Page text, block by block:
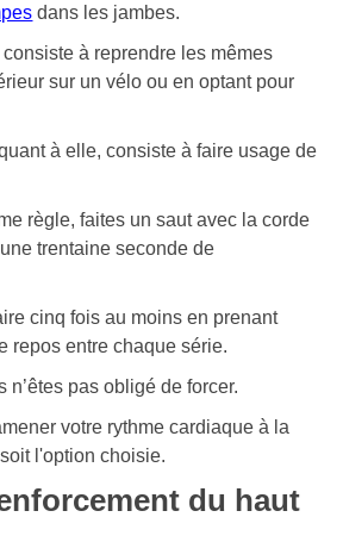
dans les jambes.
à reprendre les mêmes
sur un vélo ou en optant pour
à elle, consiste à faire usage de
règle, faites un saut avec la corde
trentaine seconde de
cinq fois au moins en prenant
repos entre chaque série.
n’êtes pas obligé de forcer.
votre rythme cardiaque à la
l'option choisie.
du haut